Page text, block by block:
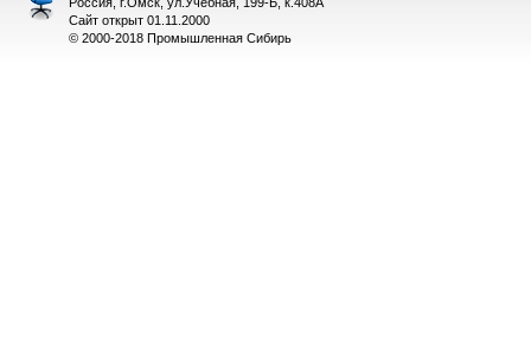
Сайт открыт 01.11.2000
© 2000-2018 Промышленная Сибирь